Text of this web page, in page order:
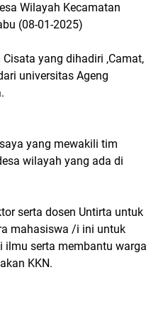
Wilayah Kecamatan
(08-01-2025)
yang dihadiri ,Camat,
universitas Ageng
yang mewakili tim
wilayah yang ada di
serta dosen Untirta untuk
mahasiswa /i ini untuk
serta membantu warga
KKN.